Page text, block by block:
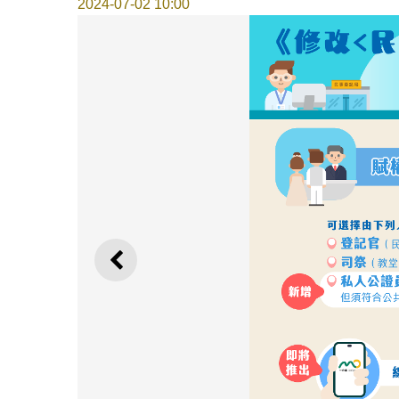
2024-07-02 10:00
上一則